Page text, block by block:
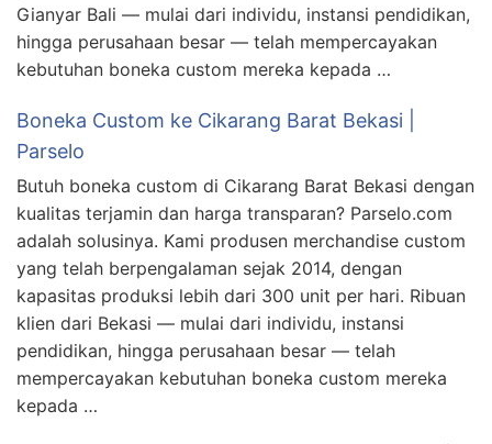
Gianyar Bali — mulai dari individu, instansi pendidikan,
hingga perusahaan besar — telah mempercayakan
kebutuhan boneka custom mereka kepada …
Boneka Custom ke Cikarang Barat Bekasi |
Parselo
Butuh boneka custom di Cikarang Barat Bekasi dengan
kualitas terjamin dan harga transparan? Parselo.com
adalah solusinya. Kami produsen merchandise custom
yang telah berpengalaman sejak 2014, dengan
kapasitas produksi lebih dari 300 unit per hari. Ribuan
klien dari Bekasi — mulai dari individu, instansi
pendidikan, hingga perusahaan besar — telah
mempercayakan kebutuhan boneka custom mereka
kepada …